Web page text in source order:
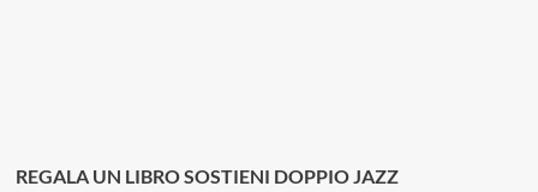
REGALA UN LIBRO SOSTIENI DOPPIO JAZZ